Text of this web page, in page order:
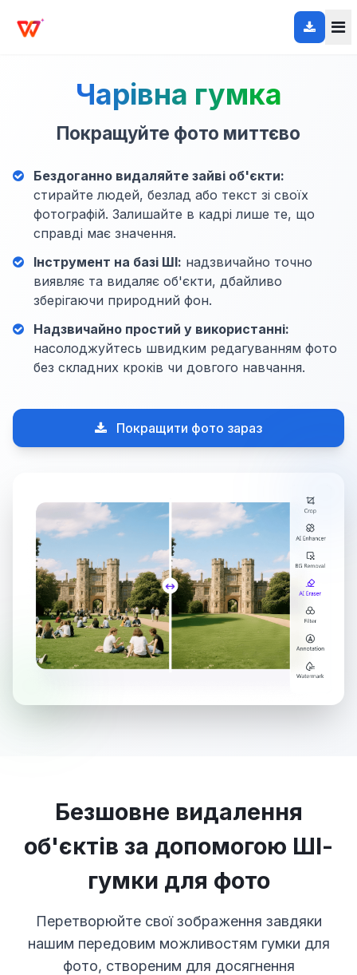
Чарівна гумка
Покращуйте фото миттєво
Бездоганно видаляйте зайві об'єкти:
стирайте людей, безлад або текст зі своїх
фотографій. Залишайте в кадрі лише те, що
справді має значення.
Інструмент на базі ШІ: надзвичайно точно
виявляє та видаляє об'єкти, дбайливо
зберігаючи природний фон.
Надзвичайно простий у використанні:
насолоджуйтесь швидким редагуванням фото
без складних кроків чи довгого навчання.
Покращити фото зараз
Безшовне видалення
об'єктів за допомогою ШІ-
гумки для фото
Перетворюйте свої зображення завдяки
нашим передовим можливостям гумки для
фото, створеним для досягнення